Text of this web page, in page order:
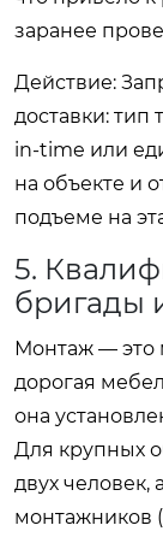
заранее
Действие:
доставки: тип
in-time или
на объекте и
подъеме на
5.
бригады
Монтаж — это
дорогая
она
Для крупных
двух человек,
монтажников